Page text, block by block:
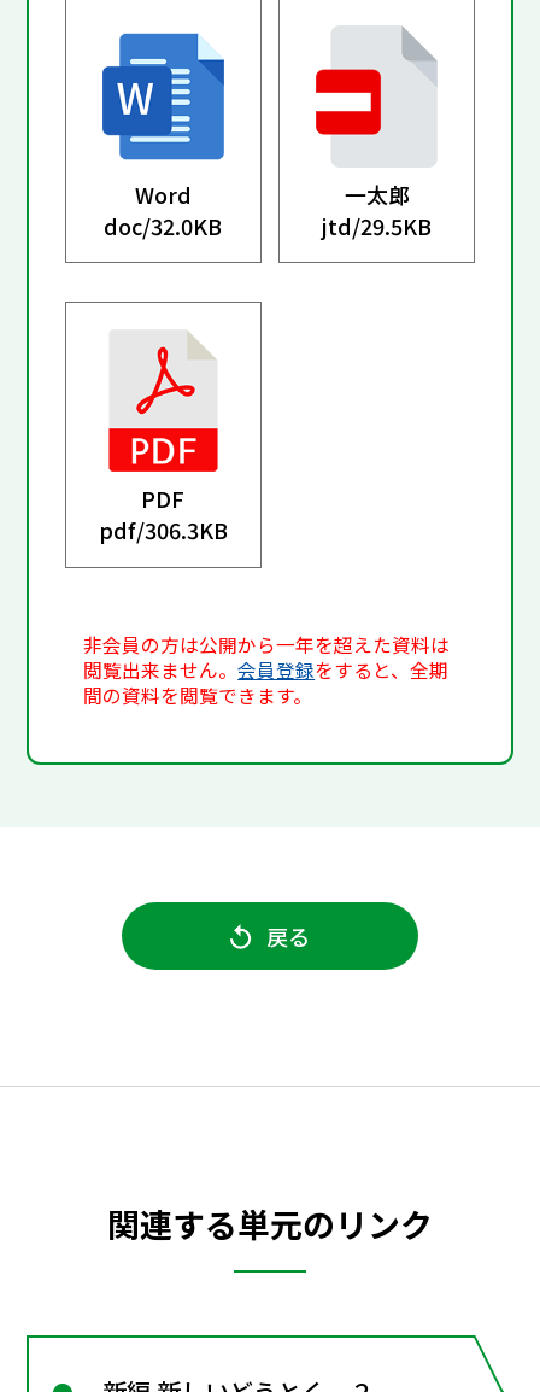
Word
doc/32.0KB
一太郎
jtd/29.5KB
PDF
pdf/306.3KB
非会員の方は公開から一年を超えた資料は
閲覧出来ません。会員登録をすると、全期
間の資料を閲覧できます。
戻る
関連する単元のリンク